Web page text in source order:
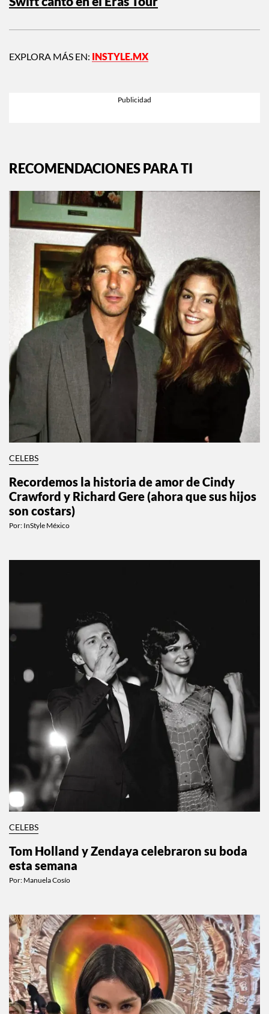
EXPLORA MÁS EN: INSTYLE.MX
RECOMENDACIONES PARA TI
CELEBS
Recordemos la historia de amor de Cindy
Crawford y Richard Gere (ahora que sus hijos
son costars)
Por: InStyle México
CELEBS
Tom Holland y Zendaya celebraron su boda
esta semana
Por: Manuela Cosío